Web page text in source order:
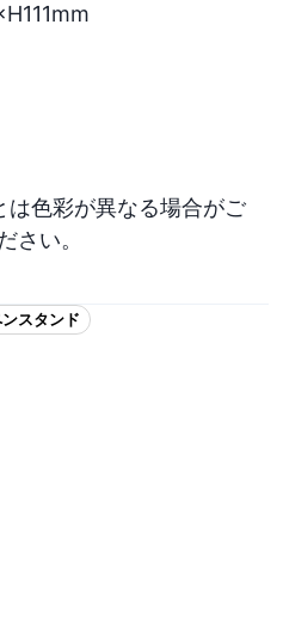
は色彩が異なる場合がご
さい。
スタンド